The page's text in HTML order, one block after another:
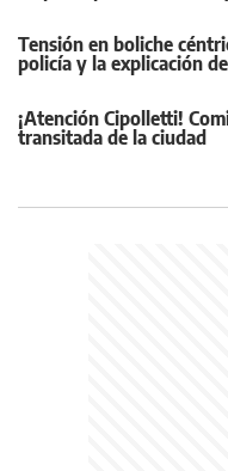
Tensión en boliche
policía y la explicación
¡Atención Cipolletti!
transitada de la ciudad